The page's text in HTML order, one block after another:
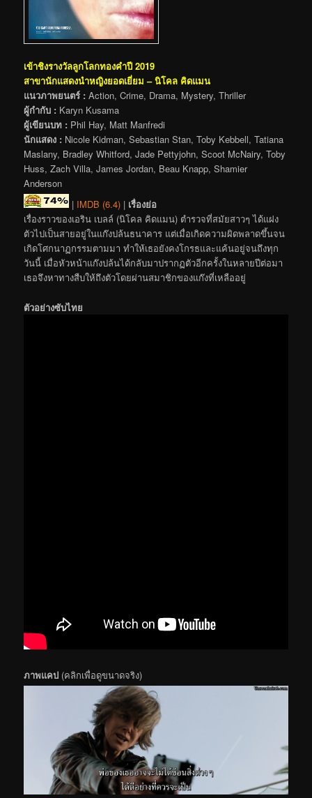
เข้าชิงรางวัลลูกโลกทองคำปี 2019
สาขานักแสดงนำหญิงยอดเยี่ยม – นิโคล คิดแมน
แนวภาพยนตร์ : Action, Crime, Drama, Mystery, Thriller
ผู้กำกับ : Karyn Kusama
ผู้เขียนบท : Phil Hay, Matt Manfredi
นักแสดง : Nicole Kidman, Sebastian Stan, Toby Kebbell, Tatiana
Maslany, Bradley Whitford, Jade Pettyjohn, Scoot McNairy, Toby
Huss, Zach Villa, James Jordan, Beau Knapp, Shamier
Anderson
| IMDB (6.4) | เรื่องย่อ
เรื่องราวของเอริน เบลล์ (นิโคล คิดแมน) ตำรวจที่สมัยสาวๆ ได้แฝง
ตัวไปเป็นสายอยู่ในแก๊งปล้นธนาคาร แต่เมื่อเกิดความผิดพลาดขึ้นจน
เกิดโศกนาฏกรรมตามมา ทำให้เธอยังคงโกรธและแค้นอยู่จนถึงทุก
วันนี้ เมื่อหัวหน้าแก๊งปล้นได้กลับมาปรากฏตัวอีกครั้งในหลายปีต่อมา
เธอจึงหาทางสืบให้ถึงตัวโดยผ่านสมาชิกของแก๊งที่เหลืออยู่
ตัวอย่างซับไทย
ภาพแคป (คลิกเพื่อดูขนาดจริง)